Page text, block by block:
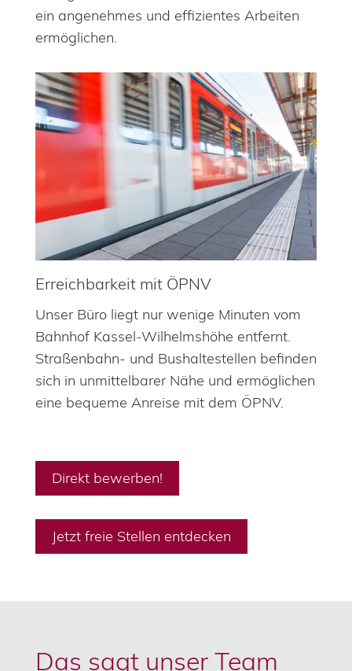
ein angenehmes und effizientes Arbeiten
ermöglichen.
Erreichbarkeit mit ÖPNV
Unser Büro liegt nur wenige Minuten vom
Bahnhof Kassel-Wilhelmshöhe entfernt.
Straßenbahn- und Bushaltestellen befinden
sich in unmittelbarer Nähe und ermöglichen
eine bequeme Anreise mit dem ÖPNV.
Direkt bewerben!
Jetzt freie Stellen entdecken
Das sagt unser Team